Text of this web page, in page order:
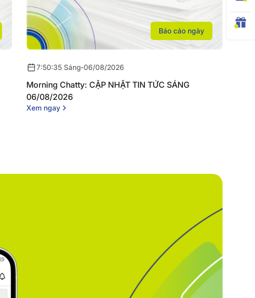
Báo cáo ngày
7:50:35 Sáng-06/08/2026
Morning Chatty: CẬP NHẬT TIN TỨC SÁNG
06/08/2026
Xem ngay